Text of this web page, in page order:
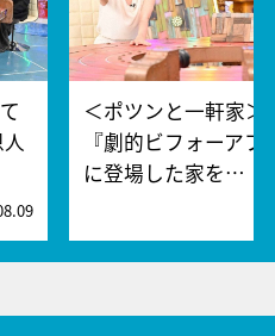
＜ポツンと一軒家＞
『劇的ビフォーアフ
に登場した家を…